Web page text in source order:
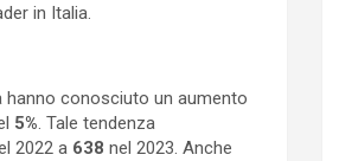
in Italia.
hanno conosciuto un aumento
5% . Tale tendenza
2022 a 638 nel 2023. Anche